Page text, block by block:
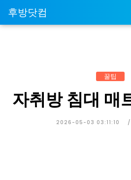
후방닷컴
꿀팁
자취방 침대 매
2026-05-03 03:11:10